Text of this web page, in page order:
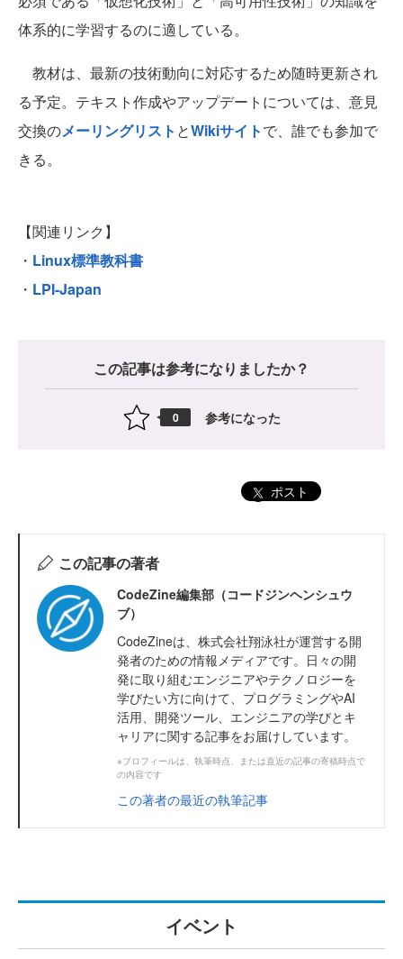
体系的に学習するのに適している。
教材は、最新の技術動向に対応するため随時更新され
る予定。テキスト作成やアップデートについては、意見
交換のメーリングリスト とWikiサイトで、誰でも参加で
きる。
【関連リンク】
・ Linux標準教科書
・ LPI-Japan
この記事は参考になりましたか？
0 参考になった
ポスト
この記事の著者
CodeZine編集部（コードジンヘンシュウ
ブ）
CodeZineは、株式会社翔泳社が運営する開
発者のための情報メディアです。日々の開
発に取り組むエンジニアやテクノロジーを
学びたい方に向けて、プログラミングやAI
活用、開発ツール、エンジニアの学びとキ
ャリアに関する記事をお届けしています。
※プロフィールは、執筆時点、または直近の記事の寄稿時点で
の内容です
この著者の最近の執筆記事
イベント